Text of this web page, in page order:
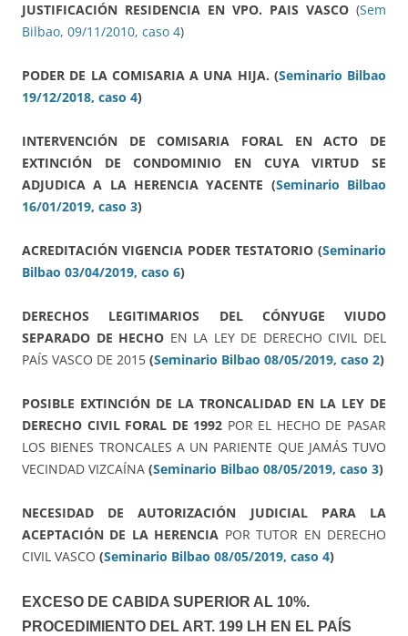
JUSTIFICACIÓN RESIDENCIA EN VPO. PAIS VASCO (Sem
Bilbao, 09/11/2010, caso 4)
PODER DE LA COMISARIA A UNA HIJA. (Seminario Bilbao
19/12/2018, caso 4)
INTERVENCIÓN DE COMISARIA FORAL EN ACTO DE
EXTINCIÓN DE CONDOMINIO EN CUYA VIRTUD SE
ADJUDICA A LA HERENCIA YACENTE (Seminario Bilbao
16/01/2019, caso 3)
ACREDITACIÓN VIGENCIA PODER TESTATORIO (Seminario
Bilbao 03/04/2019, caso 6)
DERECHOS LEGITIMARIOS DEL CÓNYUGE VIUDO
SEPARADO DE HECHO EN LA LEY DE DERECHO CIVIL DEL
PAÍS VASCO DE 2015 (Seminario Bilbao 08/05/2019, caso 2)
POSIBLE EXTINCIÓN DE LA TRONCALIDAD EN LA LEY DE
DERECHO CIVIL FORAL DE 1992 POR EL HECHO DE PASAR
LOS BIENES TRONCALES A UN PARIENTE QUE JAMÁS TUVO
VECINDAD VIZCAÍNA (Seminario Bilbao 08/05/2019, caso 3)
NECESIDAD DE AUTORIZACIÓN JUDICIAL PARA LA
ACEPTACIÓN DE LA HERENCIA POR TUTOR EN DERECHO
CIVIL VASCO (Seminario Bilbao 08/05/2019, caso 4)
EXCESO DE CABIDA SUPERIOR AL 10%.
PROCEDIMIENTO DEL ART. 199 LH EN EL PAÍS